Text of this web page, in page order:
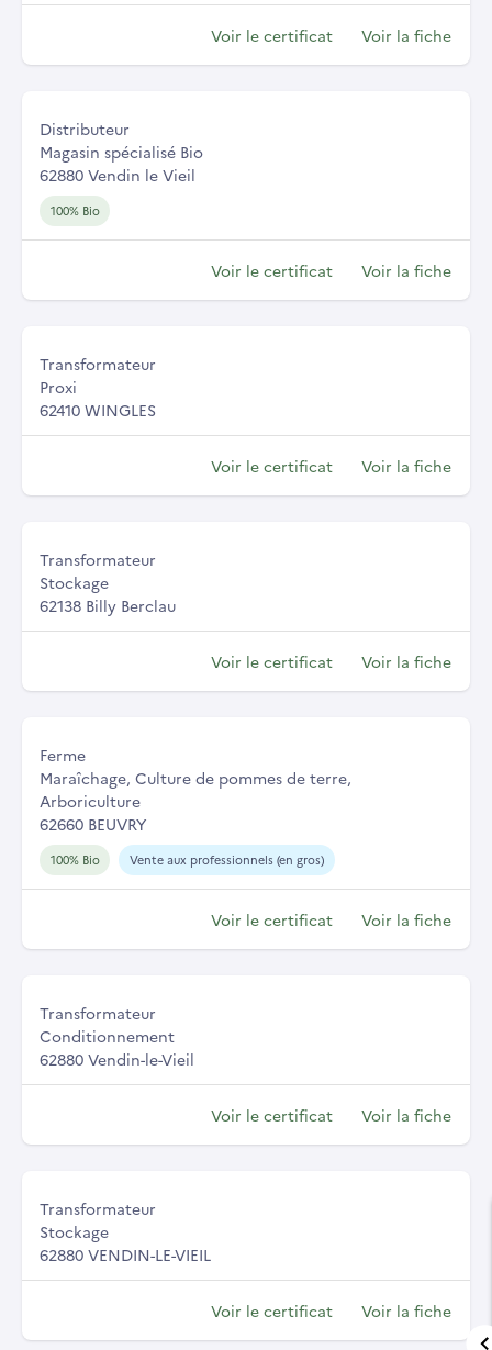
Voir le certificat Voir la fiche
Distributeur
Magasin spécialisé Bio
62880 Vendin le Vieil
100% Bio
Voir le certificat Voir la fiche
Transformateur
Proxi
62410 WINGLES
Voir le certificat Voir la fiche
Transformateur
Stockage
62138 Billy Berclau
Voir le certificat Voir la fiche
Ferme
Maraîchage, Culture de pommes de terre,
Arboriculture
62660 BEUVRY
100% Bio Vente aux professionnels (en gros)
Voir le certificat Voir la fiche
Transformateur
Conditionnement
62880 Vendin-le-Vieil
Voir le certificat Voir la fiche
Transformateur
Stockage
62880 VENDIN-LE-VIEIL
Voir le certificat Voir la fiche